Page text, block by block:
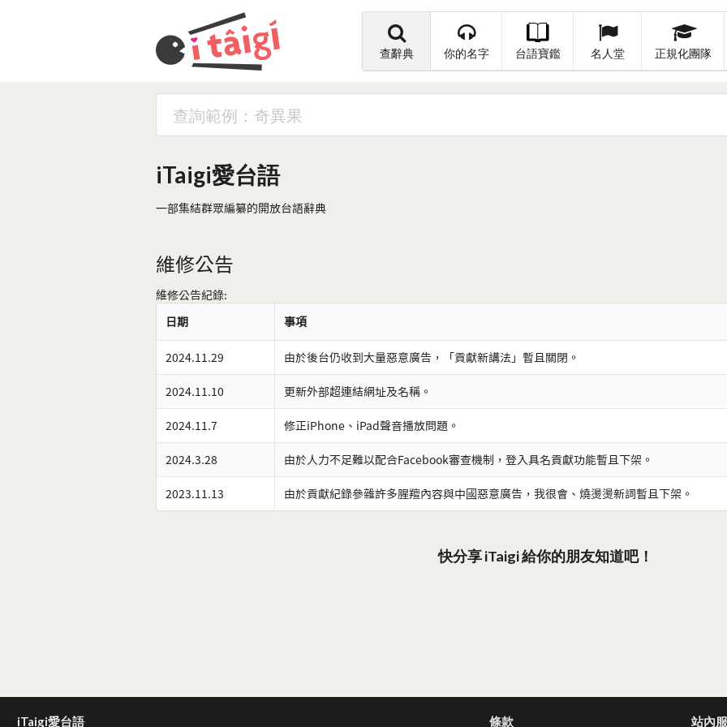
查辭典 你的名字 台語寶鑑 名人堂 正規化團隊
iTaigi愛台語
一部集結群眾編纂的開放台語辭典
維修公告
維修公告紀錄:
日期
事項
2024.11.29 由於後台仍收到大量惡意廣告，「貢獻新講法」暫且關閉。
2024.11.10 更新外部超連結網址及名稱。
2024.11.7 修正iPhone、iPad聲音播放問題。
2024.3.28 由於人力不足難以配合Facebook審查機制，登入具名貢獻功能暫且下架。
2023.11.13 由於貢獻紀錄參雜許多腥羶內容與中國惡意廣告，我很會、燒燙燙新詞暫且下架。
快分享 iTaigi 給你的朋友知道吧！
iTaigi愛台語 條款 站內